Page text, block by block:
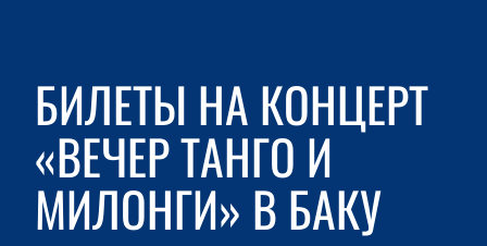
БИЛЕТЫ НА КОНЦЕРТ
«ВЕЧЕР ТАНГО И
МИЛОНГИ» В БАКУ